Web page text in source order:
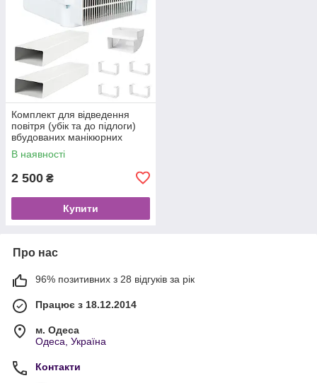
Комплект для відведення
повітря (убік та до підлоги)
вбудованих манікюрних
витяжок Teri Turbo / 800
(0,5+0,5 метра)
В наявності
2 500 ₴
Купити
Про нас
96% позитивних з 28 відгуків за рік
Працює з 18.12.2014
м. Одеса
Одеса, Україна
Контакти